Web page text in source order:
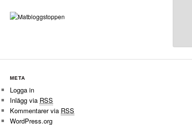
META
Logga in
Inlägg via RSS
Kommentarer via RSS
WordPress.org